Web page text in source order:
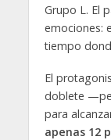
Grupo L. El
emociones:
tiempo
El
doblete
para
apenas 12